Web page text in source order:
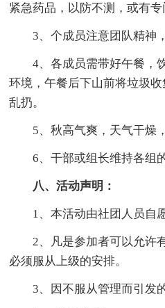
紧急药品，以防不测，或有专
3、个成员注意团队精神，
4、各成员需带好午餐，
环境，午餐后下山前将垃圾
乱扔。
5、秋高气爽，天气干燥，
6、干部或组长维持各组的
八、活动声明：
1、本活动由社团人员自愿
2、凡是参加者可以允许
必须服从上级的安排。
3、因不服从管理而引发的